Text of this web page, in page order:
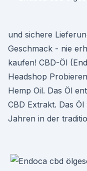
und sichere
Geschmack - nie
kaufen! CBD-Öl
Headshop
Hemp Oil. Das Öl
CBD Extrakt. Das
Jahren in der